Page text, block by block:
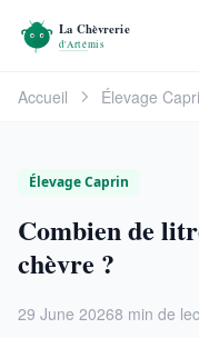
Accueil Élevage
Élevage Caprin
Combien de
chèvre ?
29 June 20268 min de